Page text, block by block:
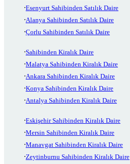
Esenyurt Sahibinden Satılık Daire
Alanya Sahibinden Satılık Daire
Çorlu Sahibinden Satılık Daire
Sahibinden Kiralık Daire
Malatya Sahibinden Kiralık Daire
Ankara Sahibinden Kiralık Daire
Konya Sahibinden Kiralık Daire
Antalya Sahibinden Kiralık Daire
Eskişehir Sahibinden Kiralık Daire
Mersin Sahibinden Kiralık Daire
Manavgat Sahibinden Kiralık Daire
Zeytinburnu Sahibinden Kiralık Daire